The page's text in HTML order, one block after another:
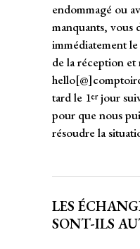
endommagé ou
manquants, vous
immédiatement
de la réception et
tard le 1erjour
pour que nous
résoudre la
LES
SONT-ILS